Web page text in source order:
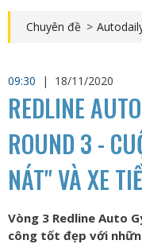
Chuyên đề >
09:30
| 18/11/2020
REDLINE
ROUND 3 -
NÁT" VÀ XE
Vòng 3 Redline Auto
công tốt đẹp với